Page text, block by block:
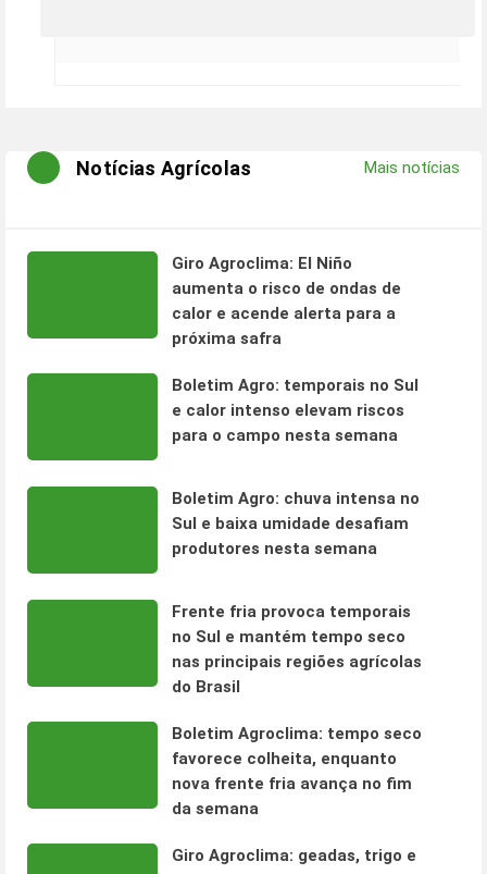
Notícias Agrícolas Mais notícias
Giro Agroclima: El Niño
aumenta o risco de ondas de
calor e acende alerta para a
próxima safra
Boletim Agro: temporais no Sul
e calor intenso elevam riscos
para o campo nesta semana
Boletim Agro: chuva intensa no
Sul e baixa umidade desafiam
produtores nesta semana
Frente fria provoca temporais
no Sul e mantém tempo seco
nas principais regiões agrícolas
do Brasil
Boletim Agroclima: tempo seco
favorece colheita, enquanto
nova frente fria avança no fim
da semana
Giro Agroclima: geadas, trigo e